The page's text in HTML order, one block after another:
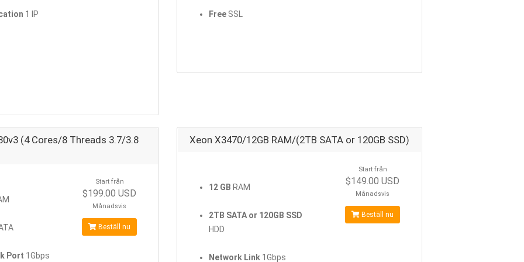
1 IP Free SSL
(4 Cores/8 Threads 3.7/3.8
Port 1Gbps
Start från
$199.00 USD
Månadsvis
Beställ nu
Xeon X3470/12GB RAM/(2TB SATA or 120GB SSD)
12 GB RAM
2TB SATA or 120GB SSD
HDD
Network Link 1Gbps
Start från
$149.00 USD
Månadsvis
Beställ nu